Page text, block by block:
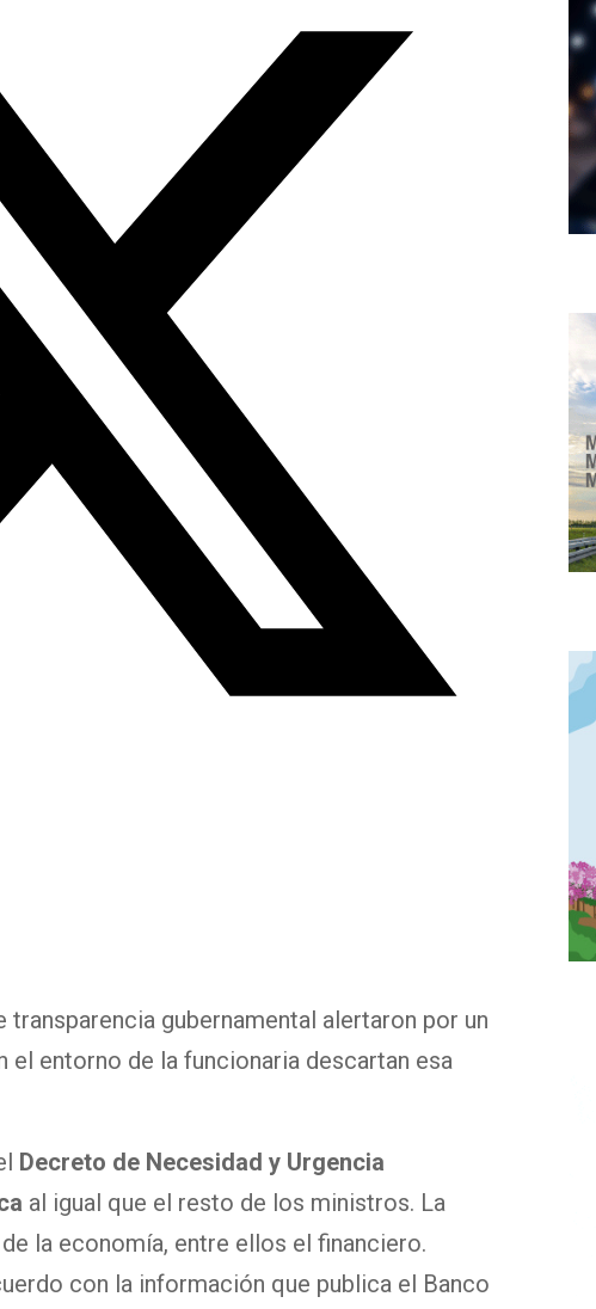
transparencia gubernamental alertaron por un
entorno de la funcionaria descartan esa
Decreto de Necesidad y Urgencia
al igual que el resto de los ministros. La
la economía, entre ellos el financiero.
con la información que publica el Banco